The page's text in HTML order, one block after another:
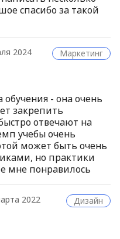
спасибо за такой
2024 Маркетинг
- она очень
закрепить
отвечают на
учебы очень
может быть очень
но практики
мне понравилось
2022 Дизайн